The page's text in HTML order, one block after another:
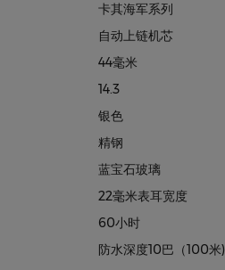
卡其海军系列
自动上链机芯
44毫米
14.3
银色
精钢
蓝宝石玻璃
22毫米表耳宽度
60小时
防水深度10巴（100米)